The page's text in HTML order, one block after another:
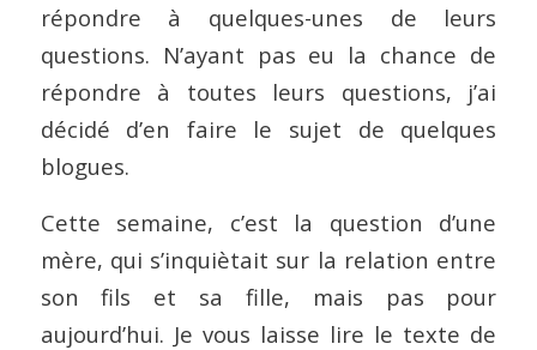
répondre à quelques-unes de leurs
questions. N’ayant pas eu la chance de
répondre à toutes leurs questions, j’ai
décidé d’en faire le sujet de quelques
blogues.
Cette semaine, c’est la question d’une
mère, qui s’inquiètait sur la relation entre
son fils et sa fille, mais pas pour
aujourd’hui. Je vous laisse lire le texte de